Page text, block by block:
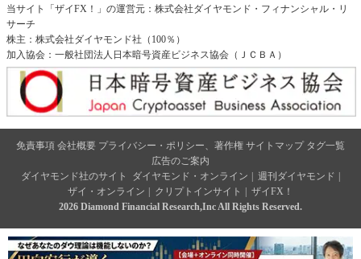
当サイト「ザイFX！」の運営元：株式会社ダイヤモンド・フィナンシャル・リ
サーチ
株主：株式会社ダイヤモンド社（100％）
加入協会：一般社団法人日本暗号資産ビジネス協会（ＪＣＢＡ）
免責事項 会社概要 プライバシー・ポリシー、著作権 サイトマップ タグ一覧
広告のご案内
ダイヤモンド社のサイト
ダイヤモンド・オンライン | 週刊ダイヤモンド |
ザイ・オンライン | クリプトインサイト | ザイFX！
2026 Diamond Financial Research,Inc All Rights Reserved.